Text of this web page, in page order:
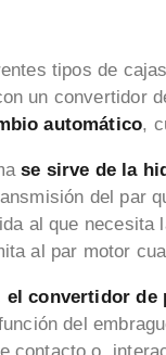
tipos de
un convertidor
automático,
se sirve de la
del par
al que necesita
al par motor
el convertidor de
del